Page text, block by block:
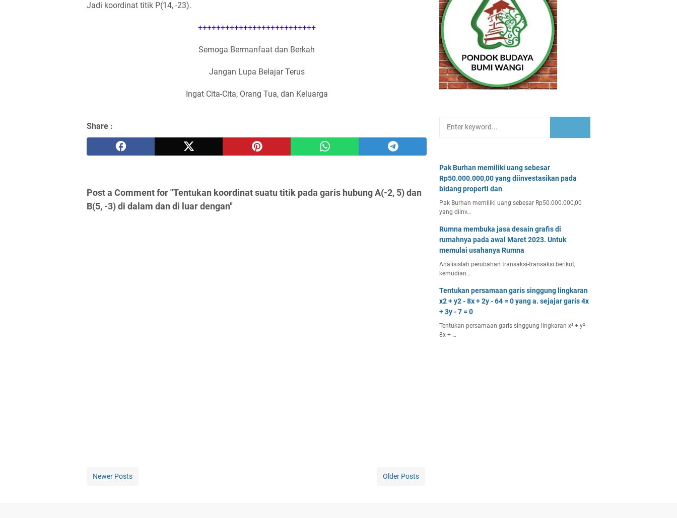
Jadi koordinat titik P(14, -23).
++++++++++++++++++++++++++
Semoga Bermanfaat dan Berkah
Jangan Lupa Belajar Terus
Ingat Cita-Cita, Orang Tua, dan Keluarga
Share :
Post a Comment for "Tentukan koordinat suatu titik pada garis hubung A(-2, 5) dan
B(5, -3) di dalam dan di luar dengan"
Newer Posts Older Posts
Pak Burhan memiliki uang sebesar
Rp50.000.000,00 yang diinvestasikan pada
bidang properti dan
Pak Burhan memiliki uang sebesar Rp50.000.000,00
yang diinv…
Rumna membuka jasa desain grafis di
rumahnya pada awal Maret 2023. Untuk
memulai usahanya Rumna
Analisislah perubahan transaksi-transaksi berikut,
kemudian…
Tentukan persamaan garis singgung lingkaran
x2 + y2 - 8x + 2y - 64 = 0 yang a. sejajar garis 4x
+ 3y - 7 = 0
Tentukan persamaan garis singgung lingkaran x² + y² -
8x + …